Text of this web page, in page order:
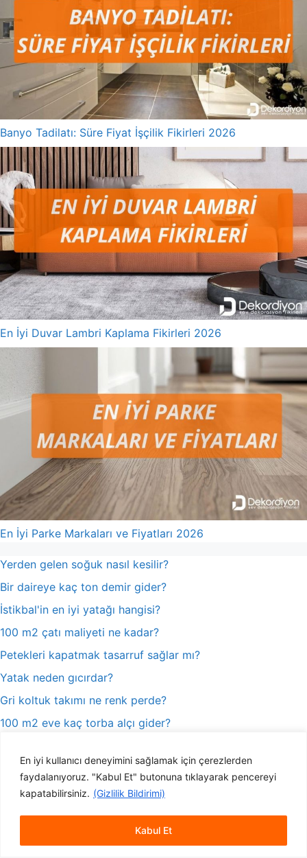
En iyi kullanıcı deneyimini sağlamak için çerezlerden
faydalanıyoruz. "Kabul Et" butonuna tıklayarak pencereyi
kapatabilirsiniz. (Gizlilik Bildirimi)
Kabul Et
Banyo Tadilatı: Süre Fiyat İşçilik Fikirleri 2026
En İyi Duvar Lambri Kaplama Fikirleri 2026
En İyi Parke Markaları ve Fiyatları 2026
Yerden gelen soğuk nasıl kesilir?
Bir daireye kaç ton demir gider?
İstikbal'in en iyi yatağı hangisi?
100 m2 çatı maliyeti ne kadar?
Petekleri kapatmak tasarruf sağlar mı?
Yatak neden gıcırdar?
Gri koltuk takımı ne renk perde?
100 m2 eve kaç torba alçı gider?
Konteyner eve ruhsat nasıl alınır?
İç Mimarlık İstanbul|Tente Fiyatları